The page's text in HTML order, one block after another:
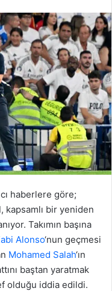
haberlere göre;
kapsamlı bir yeniden
Takımın başına
Alonso‘nun geçmesi
Mohamed Salah‘ın
baştan yaratmak
olduğu iddia edildi.